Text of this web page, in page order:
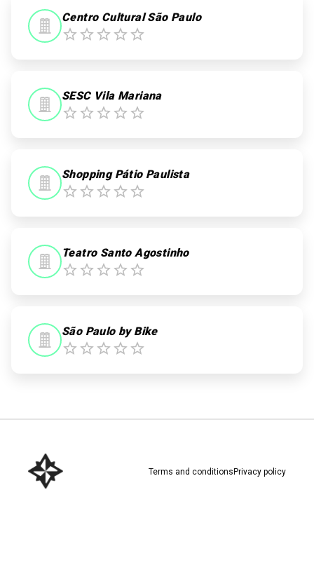
Centro Cultural São Paulo
SESC Vila Mariana
Shopping Pátio Paulista
Teatro Santo Agostinho
São Paulo by Bike
Terms and conditions Privacy policy